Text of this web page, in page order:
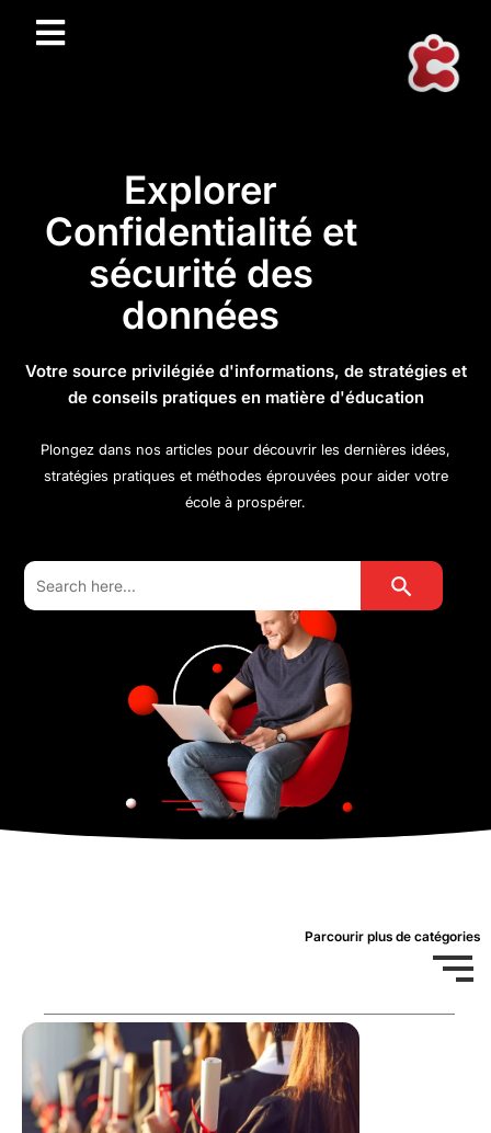
Explorer
Confidentialité et
sécurité des
données
Votre source privilégiée d'informations, de stratégies et
de conseils pratiques en matière d'éducation
Plongez dans nos articles pour découvrir les dernières idées,
stratégies pratiques et méthodes éprouvées pour aider votre
école à prospérer.
Search
for:
Search Button
Parcourir plus de catégories